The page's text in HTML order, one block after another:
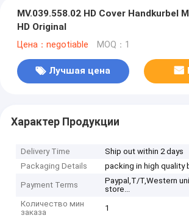
MV.039.558.02 HD Cover Handkurbel
HD Original
Цена：negotiable MOQ：1
Лучшая цена
Характер Продукции
Delivery Time
Ship out within 2 days
Packaging Details
packing in high quality
Payment Terms
Paypal,T/T,Western
store...
Количество мин
заказа
1